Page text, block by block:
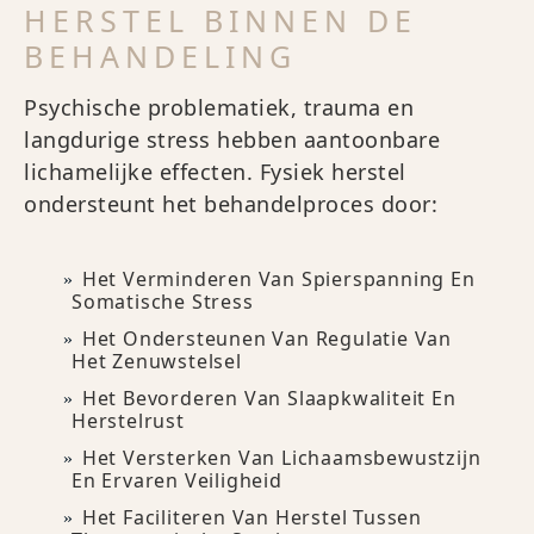
HERSTEL BINNEN DE
BEHANDELING
Psychische problematiek, trauma en
langdurige stress hebben aantoonbare
lichamelijke effecten. Fysiek herstel
ondersteunt het behandelproces door:
Het Verminderen Van Spierspanning En
Somatische Stress
Het Ondersteunen Van Regulatie Van
Het Zenuwstelsel
Het Bevorderen Van Slaapkwaliteit En
Herstelrust
Het Versterken Van Lichaamsbewustzijn
En Ervaren Veiligheid
Het Faciliteren Van Herstel Tussen